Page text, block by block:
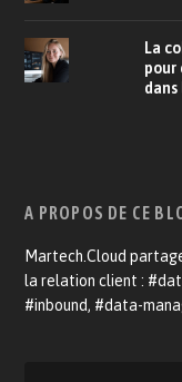
La
pour
A PROPOS DE CE
Martech.Cloud
la relation client :
#inbound, #data-